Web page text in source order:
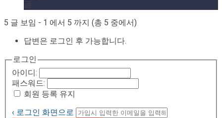
5 글 보임 - 1 에서 5 까지 (총 5 중에서)
답변은 로그인 후 가능합니다.
로그인
아이디:
패스워드:
회원 등록 유지
‹ 로그인 화면으로